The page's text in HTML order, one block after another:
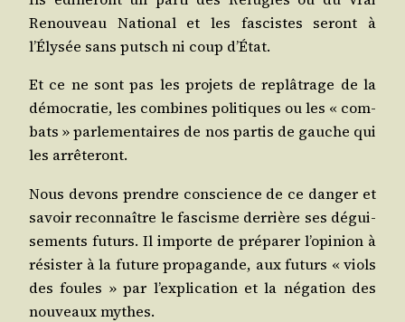
Renou­veau Natio­nal et les fas­cistes seront à
l’Élysée sans putsch ni coup d’État.
Et ce ne sont pas les pro­jets de replâ­trage de la
démo­cra­tie, les com­bines poli­tiques ou les « com­
bats » par­le­men­taires de nos par­tis de gauche qui
les arrêteront.
Nous devons prendre conscience de ce dan­ger et
savoir recon­naître le fas­cisme der­rière ses dégui­
se­ments futurs. Il importe de pré­pa­rer l’opinion à
résis­ter à la future pro­pa­gande, aux futurs « viols
des foules » par l’explication et la néga­tion des
nou­veaux mythes.